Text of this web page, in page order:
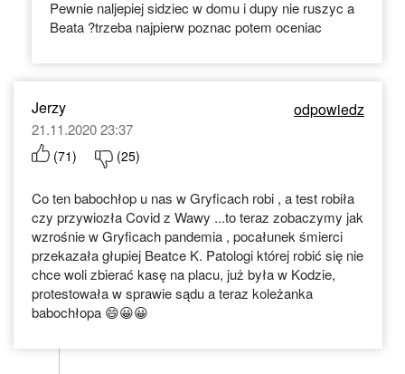
Pewnie naljepiej sidziec w domu i dupy nie ruszyc a
Beata ?trzeba najpierw poznac potem oceniac
Jerzy odpowiedz
21.11.2020 23:37
(71) (25)
Co ten babochłop u nas w Gryficach robi , a test robiła
czy przywiozła Covid z Wawy ...to teraz zobaczymy jak
wzrośnie w Gryficach pandemia , pocałunek śmierci
przekazała głupiej Beatce K. Patologi której robić się nie
chce woli zbierać kasę na placu, już była w Kodzie,
protestowała w sprawie sądu a teraz koleżanka
babochłopa 😄😀😀